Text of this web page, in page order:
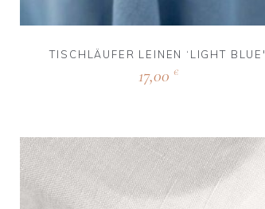
TISCHLÄUFER LEINEN ‘LIGHT BLUE'
17,00 €